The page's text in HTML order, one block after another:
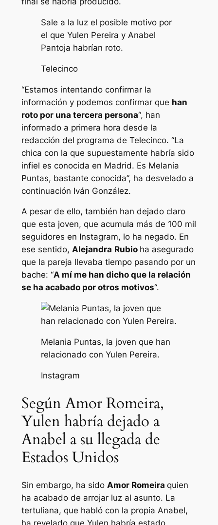
Sale a la luz el posible motivo por
el que Yulen Pereira y Anabel
Pantoja habrían roto.
Telecinco
“Estamos intentando confirmar la
información y podemos confirmar que han
roto por una tercera persona“, han
informado a primera hora desde la
redacción del programa de Telecinco. “La
chica con la que supuestamente habría sido
infiel es conocida en Madrid. Es Melania
Puntas, bastante conocida”, ha desvelado a
continuación Iván González.
A pesar de ello, también han dejado claro
que esta joven, que acumula más de 100 mil
seguidores en Instagram, lo ha negado. En
ese sentido, Alejandra Rubio ha asegurado
que la pareja llevaba tiempo pasando por un
bache: “A mí me han dicho que la relación
se ha acabado por otros motivos“.
Melania Puntas, la joven que han
relacionado con Yulen Pereira.
Instagram
Según Amor Romeira,
Yulen habría dejado a
Anabel a su llegada de
Estados Unidos
Sin embargo, ha sido Amor Romeira quien
ha acabado de arrojar luz al asunto. La
tertuliana, que habló con la propia Anabel,